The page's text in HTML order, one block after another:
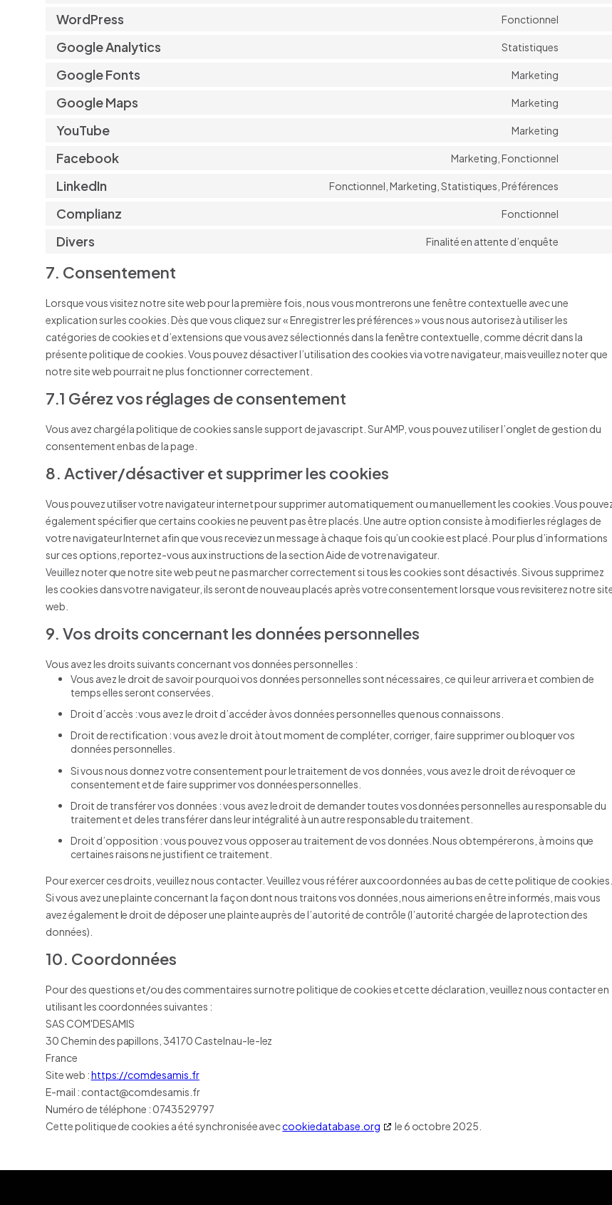
WordPress Fonctionnel
Google Analytics Statistiques
Google Fonts Marketing
Google Maps Marketing
YouTube Marketing
Facebook Marketing, Fonctionnel
LinkedIn Fonctionnel, Marketing, Statistiques, Préférences
Complianz Fonctionnel
Divers Finalité en attente d’enquête
7. Consentement
Lorsque vous visitez notre site web pour la première fois, nous vous montrerons une fenêtre contextuelle avec une
explication sur les cookies. Dès que vous cliquez sur « Enregistrer les préférences » vous nous autorisez à utiliser les
catégories de cookies et d’extensions que vous avez sélectionnés dans la fenêtre contextuelle, comme décrit dans la
présente politique de cookies. Vous pouvez désactiver l’utilisation des cookies via votre navigateur, mais veuillez noter que
notre site web pourrait ne plus fonctionner correctement.
7.1 Gérez vos réglages de consentement
Vous avez chargé la politique de cookies sans le support de javascript. Sur AMP, vous pouvez utiliser l’onglet de gestion du
consentement en bas de la page.
8. Activer/désactiver et supprimer les cookies
Vous pouvez utiliser votre navigateur internet pour supprimer automatiquement ou manuellement les cookies. Vous
également spécifier que certains cookies ne peuvent pas être placés. Une autre option consiste à modifier les réglages de
votre navigateur Internet afin que vous receviez un message à chaque fois qu’un cookie est placé. Pour plus d’informations
sur ces options, reportez-vous aux instructions de la section Aide de votre navigateur.
Veuillez noter que notre site web peut ne pas marcher correctement si tous les cookies sont désactivés. Si vous supprimez
les cookies dans votre navigateur, ils seront de nouveau placés après votre consentement lorsque vous revisiterez notre
web.
9. Vos droits concernant les données personnelles
Vous avez les droits suivants concernant vos données personnelles :
Vous avez le droit de savoir pourquoi vos données personnelles sont nécessaires, ce qui leur arrivera et combien de
temps elles seront conservées.
Droit d’accès : vous avez le droit d’accéder à vos données personnelles que nous connaissons.
Droit de rectification : vous avez le droit à tout moment de compléter, corriger, faire supprimer ou bloquer vos
données personnelles.
Si vous nous donnez votre consentement pour le traitement de vos données, vous avez le droit de révoquer ce
consentement et de faire supprimer vos données personnelles.
Droit de transférer vos données : vous avez le droit de demander toutes vos données personnelles au responsable du
traitement et de les transférer dans leur intégralité à un autre responsable du traitement.
Droit d’opposition : vous pouvez vous opposer au traitement de vos données. Nous obtempérerons, à moins que
certaines raisons ne justifient ce traitement.
Pour exercer ces droits, veuillez nous contacter. Veuillez vous référer aux coordonnées au bas de cette politique de cookies.
Si vous avez une plainte concernant la façon dont nous traitons vos données, nous aimerions en être informés, mais vous
avez également le droit de déposer une plainte auprès de l’autorité de contrôle (l’autorité chargée de la protection des
données).
10. Coordonnées
Pour des questions et/ou des commentaires sur notre politique de cookies et cette déclaration, veuillez nous contacter en
utilisant les coordonnées suivantes :
SAS COM'DESAMIS
30 Chemin des papillons, 34170 Castelnau-le-lez
France
Site web :https://comdesamis.fr
E-mail : contact@comdesamis.fr
Numéro de téléphone : 0743529797
Cette politique de cookies a été synchronisée aveccookiedatabase.org le 6 octobre 2025.